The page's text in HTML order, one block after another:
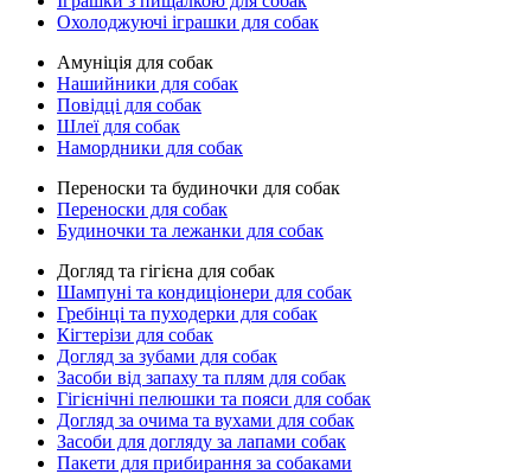
Охолоджуючі іграшки для собак
Амуніція для собак
Нашийники для собак
Повідці для собак
Шлеї для собак
Намордники для собак
Переноски та будиночки для собак
Переноски для собак
Будиночки та лежанки для собак
Догляд та гігієна для собак
Шампуні та кондиціонери для собак
Гребінці та пуходерки для собак
Кігтерізи для собак
Догляд за зубами для собак
Засоби від запаху та плям для собак
Гігієнічні пелюшки та пояси для собак
Догляд за очима та вухами для собак
Засоби для догляду за лапами собак
Пакети для прибирання за собаками